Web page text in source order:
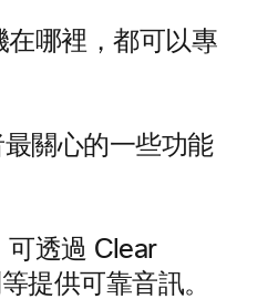
哪裡，都可以專
關心的一些功能
透過 Clear
提供可靠音訊。